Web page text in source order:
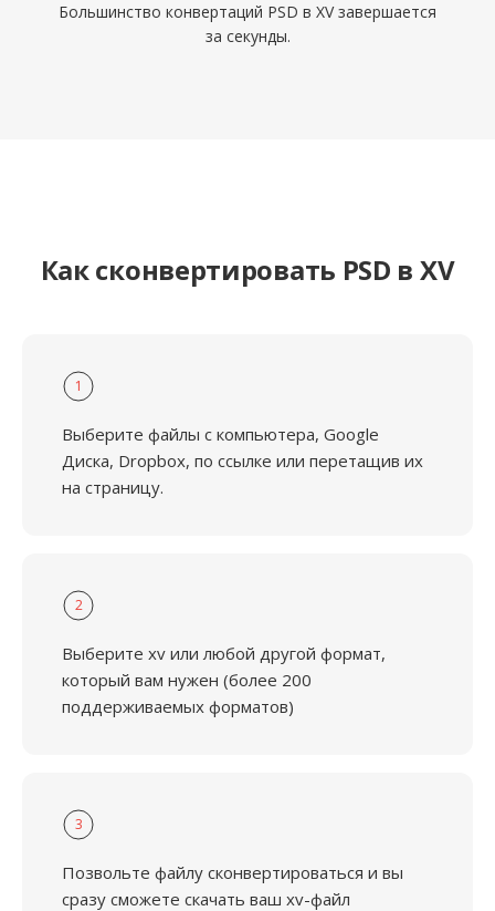
Большинство конвертаций PSD в XV завершается
за секунды.
Как сконвертировать PSD в XV
1
Выберите файлы с компьютера, Google
Диска, Dropbox, по ссылке или перетащив их
на страницу.
2
Выберите xv или любой другой формат,
который вам нужен (более 200
поддерживаемых форматов)
3
Позвольте файлу сконвертироваться и вы
сразу сможете скачать ваш xv-файл